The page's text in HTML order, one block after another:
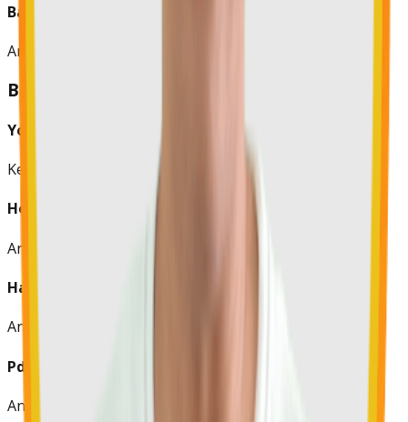
Bambang Soemantri, S.E.
Anggota
Bidang IV: Kemitraan
Yordan M. Batara-Goa, S.T., M.Si.
Ketua Bidang
Hengky C. Anggara, S.E.
Anggota
Hadi Santoso, Amd.
Anggota
Pdt. Suzana Christinawati, M.A.
Anggota